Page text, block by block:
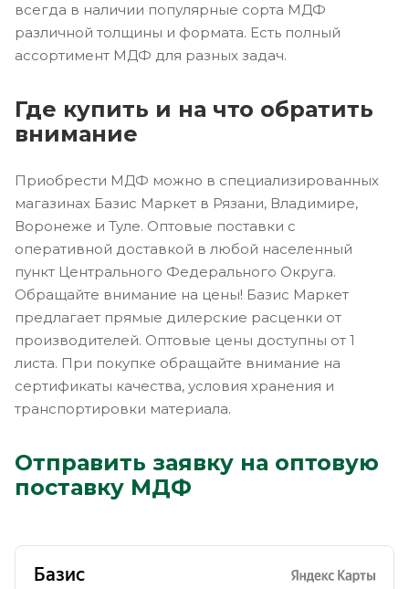
всегда в наличии популярные сорта МДФ
различной толщины и формата. Есть полный
ассортимент МДФ для разных задач.
Где купить и на что обратить
внимание
Приобрести МДФ можно в специализированных
магазинах Базис Маркет в Рязани, Владимире,
Воронеже и Туле. Оптовые поставки с
оперативной доставкой в любой населенный
пункт Центрального Федерального Округа.
Обращайте внимание на цены! Базис Маркет
предлагает прямые дилерские расценки от
производителей. Оптовые цены доступны от 1
листа. При покупке обращайте внимание на
сертификаты качества, условия хранения и
транспортировки материала.
Отправить заявку на оптовую
поставку МДФ